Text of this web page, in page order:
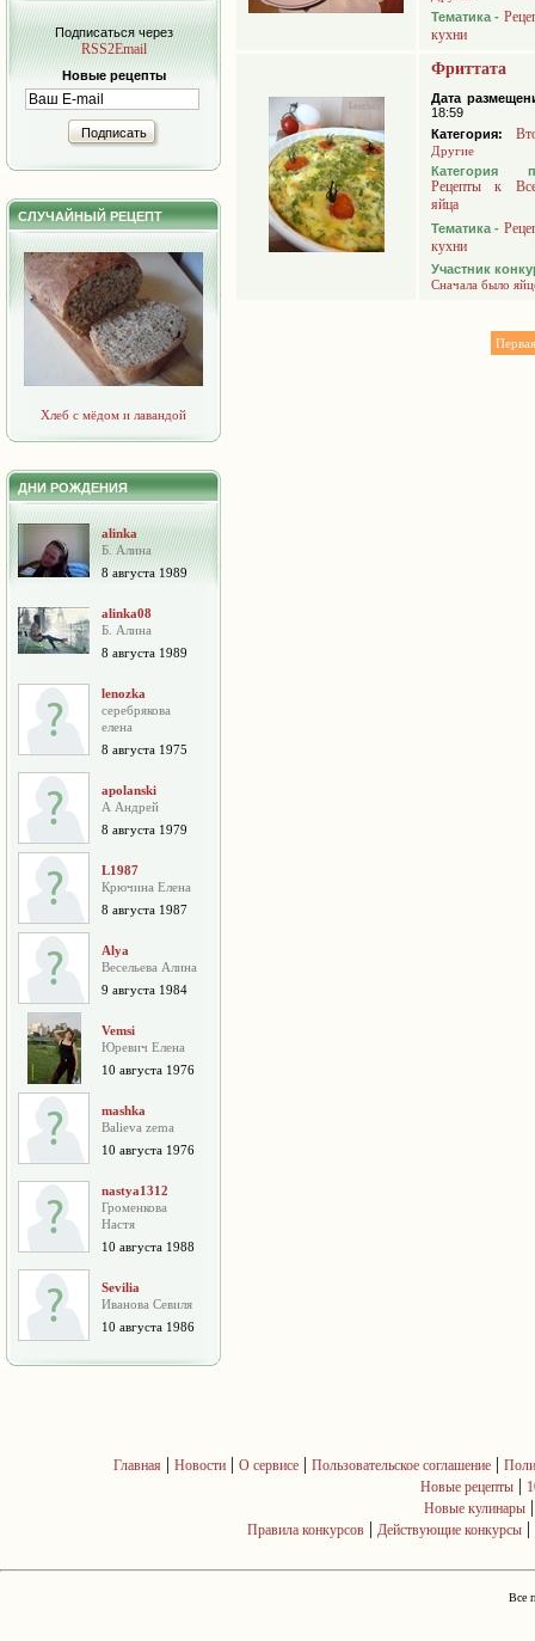
Подписаться через
RSS2Email
Новые рецепты
Подписать
СЛУЧАЙНЫЙ РЕЦЕПТ
Хлеб с мёдом и лавандой
ДНИ РОЖДЕНИЯ
alinka
Б. Алина
8 августа 1989
alinka08
Б. Алина
8 августа 1989
lenozka
серебрякова
елена
8 августа 1975
apolanski
А Андрей
8 августа 1979
L1987
Крючина Елена
8 августа 1987
Alya
Весельева Алина
9 августа 1984
Vemsi
Юревич Елена
10 августа 1976
mashka
Balieva zema
10 августа 1976
nastya1312
Громенкова
Настя
10 августа 1988
Sevilia
Иванова Севиля
10 августа 1986
Тематика -
кухни
Фриттата
Дата
18:59
Категория:
Другие
Категория
Рецепты к
яйца
Тематика -
кухни
Участник
Сначала было
Первая
Главная | Новости| О сервисе| Пользовательское соглашение|
Новые рецепты |
Новые кулинары
Правила конкурсов | Действующие конкурсы |
Все